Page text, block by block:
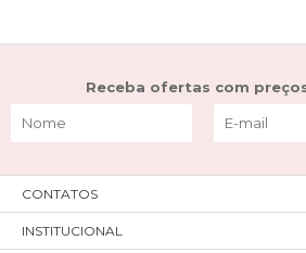
Receba ofertas com
CONTATOS
INSTITUCIONAL